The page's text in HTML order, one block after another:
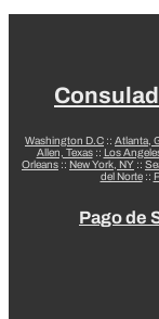
Washington D.C :: Atlanta,
Allen, Texas:: Los
Orleans :: New York, NY ::
del Norte::
Pago de